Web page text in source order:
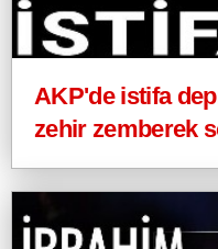
AKP'de istifa
zehir zemberek